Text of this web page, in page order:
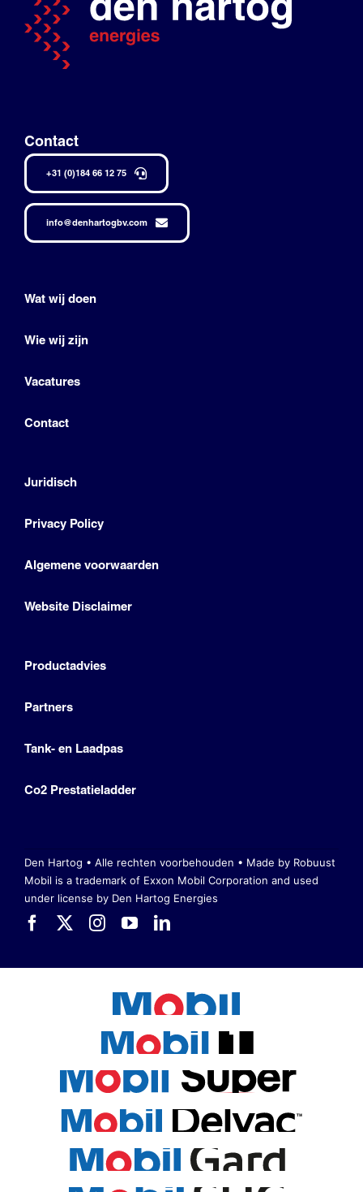
Contact
+31 (0)184 66 12 75
info@denhartogbv.com
Wat wij doen
Wie wij zijn
Vacatures
Contact
Juridisch
Privacy Policy
Algemene voorwaarden
Website Disclaimer
Productadvies
Partners
Tank- en Laadpas
Co2 Prestatieladder
Den Hartog • Alle rechten voorbehouden • Made by Robuust
Mobil is a trademark of Exxon Mobil Corporation and used
under license by Den Hartog Energies